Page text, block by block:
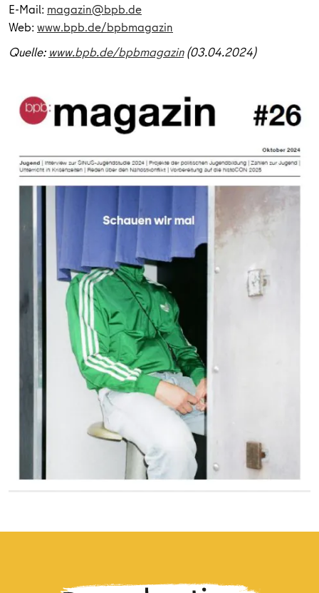
E-Mail: magazin@bpb.de
Web:www.bpb.de/bpbmagazin
Quelle: www.bpb.de/bpbmagazin(03.04.2024)